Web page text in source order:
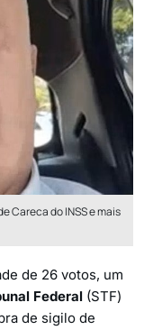
Careca do INSS e mais
de 26 votos, um
Federal (STF)
de sigilo de